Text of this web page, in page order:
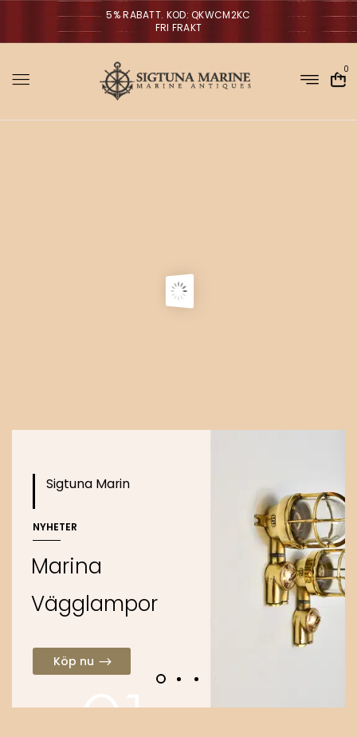
5% RABATT. KOD: QKWCM2KC
FRI FRAKT
0
Sigtuna Marin
NYHETER
Marina
Vägglampor
Köp nu